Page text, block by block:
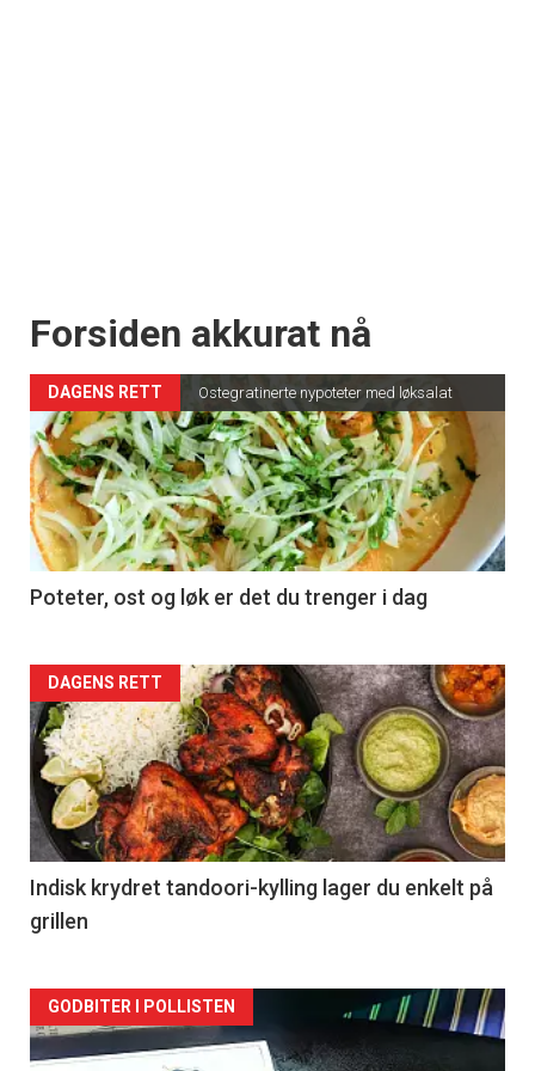
Forsiden akkurat nå
DAGENS RETT Ostegratinerte nypoteter med løksalat
Poteter, ost og løk er det du trenger i dag
Forsiden
akkurat
nå
-
2
DAGENS RETT
Indisk krydret tandoori-kylling lager du enkelt på
grillen
Forsiden
akkurat
GODBITER I POLLISTEN